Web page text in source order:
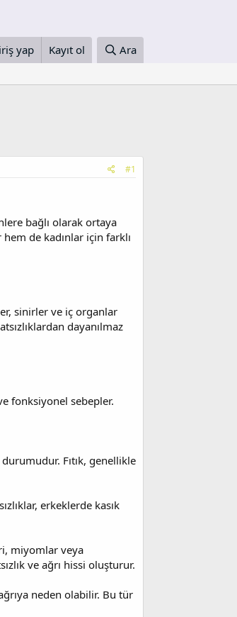
yap Kayıt ol Ara
#1
bağlı olarak ortaya
de kadınlar için farklı
sinirler ve iç organlar
dayanılmaz
fonksiyonel sebepler.
Fıtık, genellikle
erkeklerde kasık
miyomlar veya
ve ağrı hissi oluşturur.
neden olabilir. Bu tür